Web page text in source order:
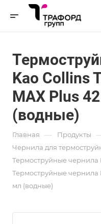
Kao Collins
MAX Plus
(водные)
Главная — Продукты
Чернила для
Термоструйные чернила
Термоструйные чернила
мл (водные)